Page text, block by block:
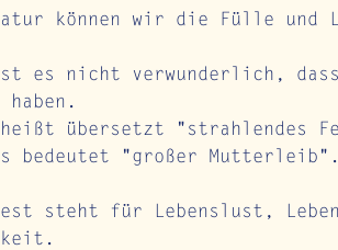
können wir die Fülle und
es nicht verwunderlich,
übersetzt "strahlendes
bedeutet "großer
steht für Lebenslust,